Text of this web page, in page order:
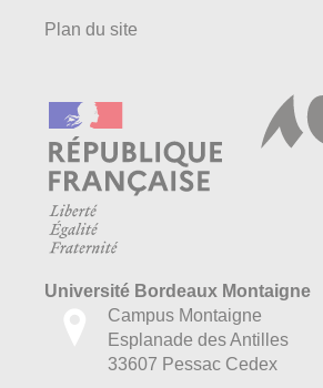
Plan du site
Université Bordeaux Montaigne
Campus Montaigne
Esplanade des Antilles
33607 Pessac Cedex